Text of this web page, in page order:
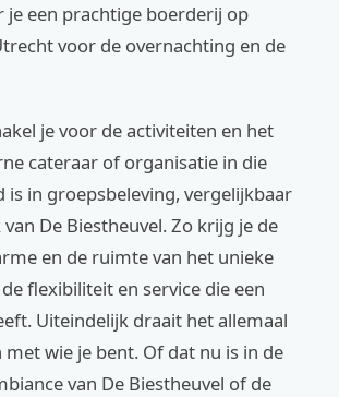
je een prachtige boerderij op
voor de overnachting en de
je voor de activiteiten en het
cateraar of organisatie in die
is in groepsbeleving, vergelijkbaar
De Biestheuvel. Zo krijg je de
en de ruimte van het unieke
flexibiliteit en service die een
Uiteindelijk draait het allemaal
wie je bent. Of dat nu is in de
van De Biestheuvel of de